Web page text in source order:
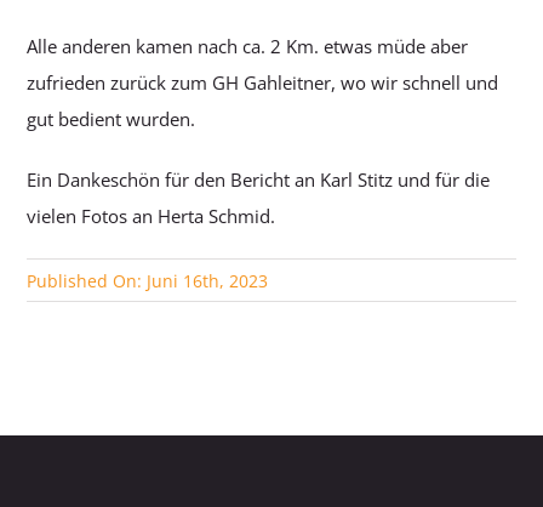
Alle anderen kamen nach ca. 2 Km. etwas müde aber
zufrieden zurück zum GH Gahleitner, wo wir schnell und
gut bedient wurden.
Ein Dankeschön für den Bericht an Karl Stitz und für die
vielen Fotos an Herta Schmid.
Published On: Juni 16th, 2023